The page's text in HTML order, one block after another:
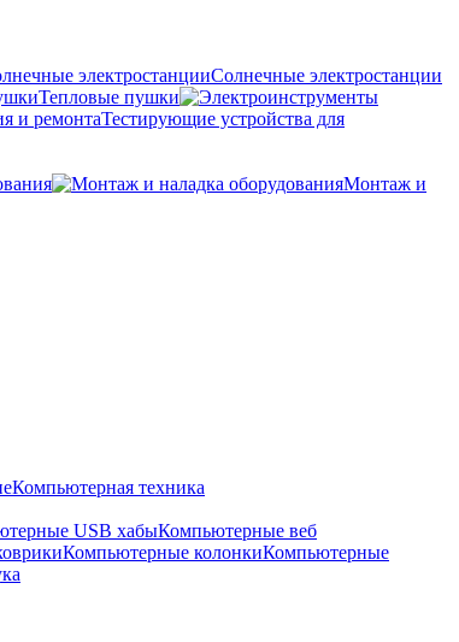
Солнечные электростанции
Тепловые пушки
Тестирующие устройства для
Монтаж и
Компьютерная техника
USB хабыКомпьютерные веб
Компьютерные колонкиКомпьютерные